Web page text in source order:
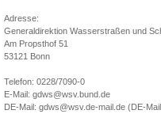
Adresse:
Generaldirektion Wasserstraßen und
Am Propsthof 51
53121 Bonn
Telefon: 0228/7090-0
E-Mail: gdws@wsv.bund.de
DE-Mail: gdws@wsv.de-mail.de (DE-